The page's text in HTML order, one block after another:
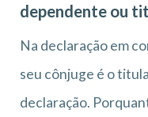
dependente ou
Na declaração em
seu cônjuge é o
declaração.